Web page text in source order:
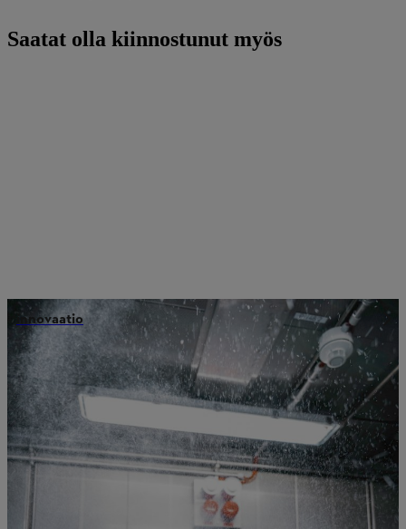
Saatat olla kiinnostunut myös
innovaatio